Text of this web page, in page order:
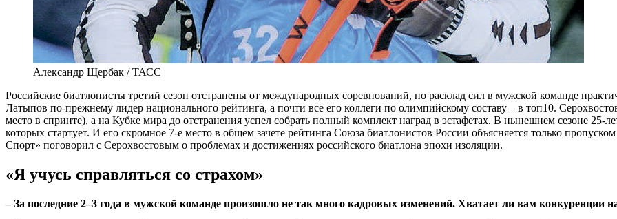
Александр Щербак / ТАСС
Российские биатлонисты третий сезон отстранены от международных соревнований, но расклад сил в мужской команде
Латыпов по-прежнему лидер национального рейтинга, а почти все его коллеги по олимпийскому составу – в топ10.
место в спринте), а на Кубке мира до отстранения успел собрать полный комплект наград в эстафетах. В нынешнем сезоне 25-
которых стартует. И его скромное 7-е место в общем зачете рейтинга Союза биатлонистов России объясняется только
Спорт» поговорил с Серохвостовым о проблемах и достижениях российского биатлона эпохи изоляции.
«Я учусь справляться со страхом»
– За последние 2–3 года в мужской команде произошло не так много кадровых изменений. Хватает ли вам конкуренции